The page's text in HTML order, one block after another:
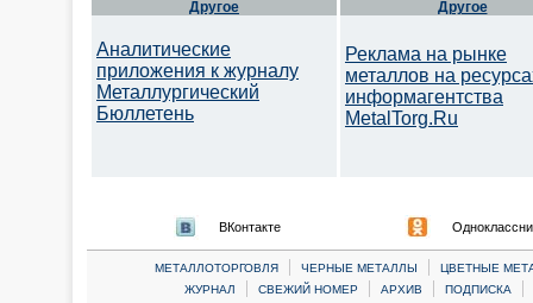
Другое
Аналитические
приложения к журналу
Металлургический
Бюллетень
Другое
Реклама на рынке
металлов на
информагентства
MetalTorg.Ru
ВКонтакте
МЕТАЛЛОТОРГОВЛЯ | ЧЕРНЫЕ МЕТАЛЛЫ |
ЦВЕТНЫЕ
ЖУРНАЛ
| СВЕЖИЙ НОМЕР | АРХИВ | ПОДПИСКА |